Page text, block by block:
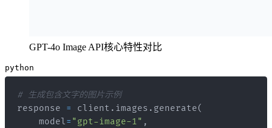
GPT-4o Image API核心特性对比
python
# 生成包含文字的图片示例
response = client . images . generate(
    model
= "gpt-image-1" ,